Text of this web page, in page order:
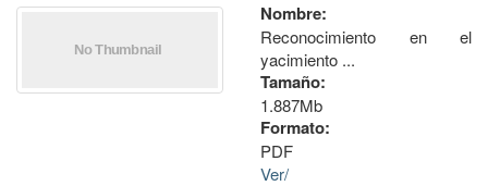
Nombre:
Reconocimiento en el
yacimiento ...
Tamaño:
1.887Mb
Formato:
PDF
Ver/